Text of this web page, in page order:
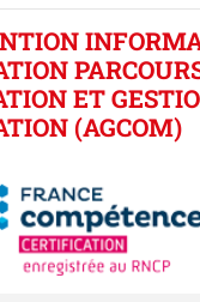
ET
(AGCOM)